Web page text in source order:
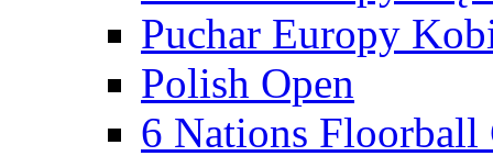
Puchar Europy
Polish Open
6 Nations Floorball